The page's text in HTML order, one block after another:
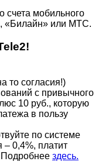
счета мобильного
«Билайн» или МТС.
то согласия!)
с привычного
10 руб., которую
в пользу
по cистеме
0,4%, платит
здесь.